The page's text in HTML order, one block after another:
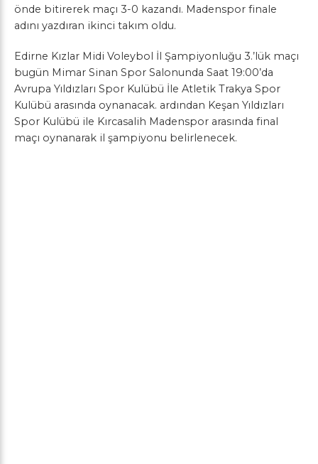
önde bitirerek maçı 3-0 kazandı. Madenspor finale
adını yazdıran ikinci takım oldu.
Edirne Kızlar Midi Voleybol İl Şampiyonluğu 3.’lük maçı
bugün Mimar Sinan Spor Salonunda Saat 19:00’da
Avrupa Yıldızları Spor Kulübü İle Atletik Trakya Spor
Kulübü arasında oynanacak. ardından Keşan Yıldızları
Spor Kulübü ile Kırcasalih Madenspor arasında final
maçı oynanarak il şampiyonu belirlenecek.